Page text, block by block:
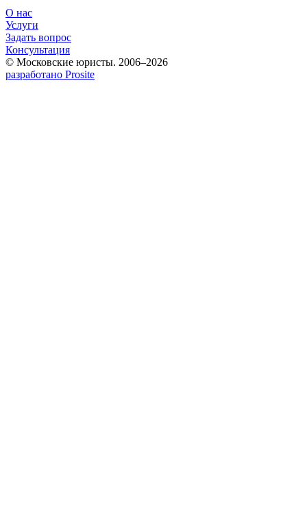
О нас
Услуги
Задать вопрос
Консультация
© Московские юристы. 2006–2026
разработано Prosite